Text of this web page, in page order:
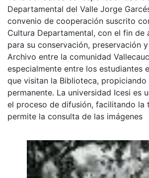
Departamental del Valle Jorge
convenio de cooperación suscrito
Cultura Departamental, con el fin de
para su conservación, preservación
Archivo entre la comunidad
especialmente entre los estudiantes
que visitan la Biblioteca, propiciando
permanente. La universidad Icesi es
el proceso de difusión, facilitando la
permite la consulta de las imágenes